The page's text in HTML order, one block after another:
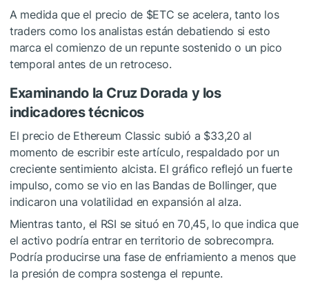
A medida que el precio de $ETC se acelera, tanto los
traders como los analistas están debatiendo si esto
marca el comienzo de un repunte sostenido o un pico
temporal antes de un retroceso.
Examinando la Cruz Dorada y los
indicadores técnicos
El precio de Ethereum Classic subió a $33,20 al
momento de escribir este artículo, respaldado por un
creciente sentimiento alcista. El gráfico reflejó un fuerte
impulso, como se vio en las Bandas de Bollinger, que
indicaron una volatilidad en expansión al alza.
Mientras tanto, el RSI se situó en 70,45, lo que indica que
el activo podría entrar en territorio de sobrecompra.
Podría producirse una fase de enfriamiento a menos que
la presión de compra sostenga el repunte.